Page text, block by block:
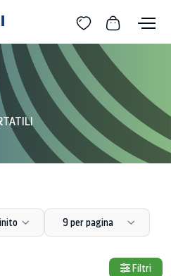
9 per pagina
Filtri